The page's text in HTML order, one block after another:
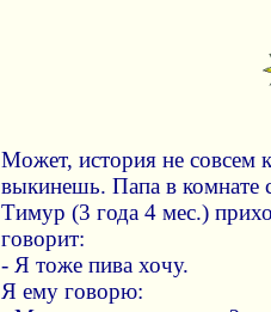
Может, история не совсем
выкинешь. Папа в комнате
Тимур (3 года 4 мес.)
говорит:
- Я тоже пива хочу.
Я ему говорю: